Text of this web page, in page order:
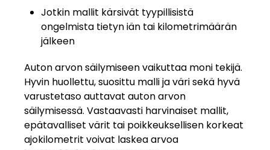
Jotkin mallit kärsivät tyypillisistä
ongelmista tietyn iän tai kilometrimäärän
jälkeen
Auton arvon säilymiseen vaikuttaa moni tekijä.
Hyvin huollettu, suosittu malli ja väri sekä hyvä
varustetaso auttavat auton arvon
säilymisessä. Vastaavasti harvinaiset mallit,
epätavalliset värit tai poikkeuksellisen korkeat
ajokilometrit voivat laskea arvoa